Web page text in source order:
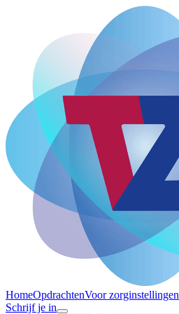
HomeOpdrachtenVoor zorginstellingen
Schrijf je in